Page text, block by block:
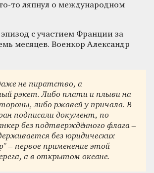
то ляпнул о международном
с участием Франции за
месяцев. Военкор Александр
не пиратство, а
рэкет. Либо плати и плыви на
либо ржавей у причала. В
подписали документ, по
без подтверждённого флага –
без юридических
– первое применение этой
а в открытом океане.